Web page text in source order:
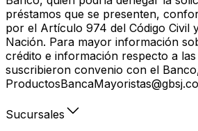
préstamos que se presenten,
por el Artículo 974 del Código Civil
Nación. Para mayor información
crédito e información respecto a
suscribieron convenio con el
Sucursales